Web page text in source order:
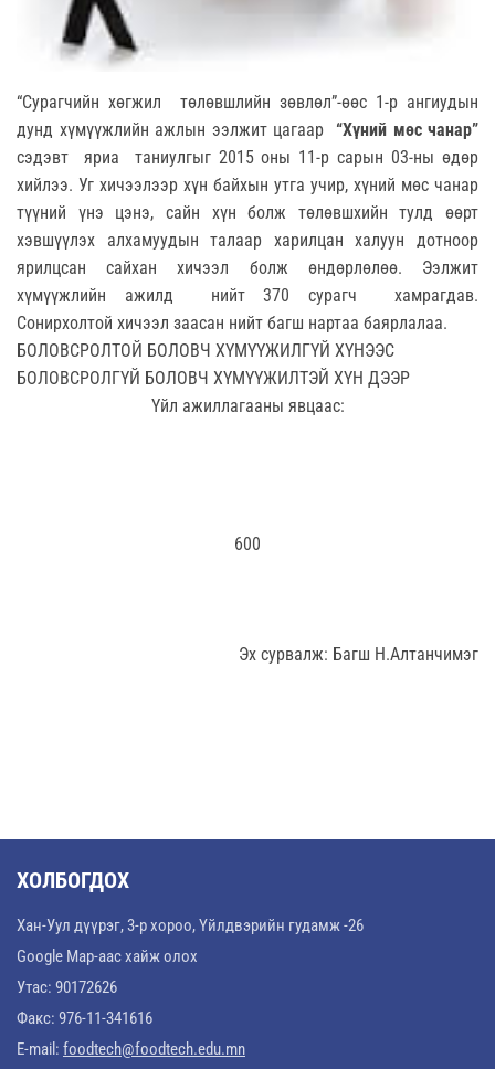
“Сурагчийн хөгжил төлөвшлийн зөвлөл”-өөс 1-р ангиудын
дунд хүмүүжлийн ажлын ээлжит цагаар
“Хүний мөс чанар”
сэдэвт яриа таниулгыг 2015 оны 11-р сарын 03-ны өдөр
хийлээ. Уг хичээлээр хүн байхын утга учир, хүний мөс чанар
түүний үнэ цэнэ, сайн хүн болж төлөвшхийн тулд өөрт
хэвшүүлэх алхамуудын талаар харилцан халуун дотноор
ярилцсан сайхан хичээл болж өндөрлөлөө. Ээлжит
хүмүүжлийн ажилд нийт 370 сурагч хамрагдав.
Сонирхолтой хичээл заасан нийт багш нартаа баярлалаа.
БОЛОВСРОЛТОЙ БОЛОВЧ ХҮМҮҮЖИЛГҮЙ ХҮНЭЭС
БОЛОВСРОЛГҮЙ БОЛОВЧ ХҮМҮҮЖИЛТЭЙ ХҮН ДЭЭР
Үйл ажиллагааны явцаас:
600
Эх сурвалж: Багш Н.Алтанчимэг
ХОЛБОГДОХ
Хан-Уул дүүрэг, 3-р хороо, Үйлдвэрийн гудамж -26
Google Map-аас хайж олох
Утас: 90172626
Факс: 976-11-341616
E-mail: foodtech@foodtech.edu.mn